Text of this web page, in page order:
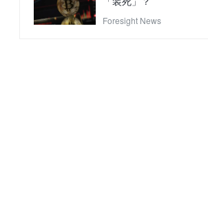
Foresight News